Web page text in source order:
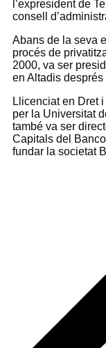
l’expresident de
consell
Abans de la seva
procés de
2000, va ser
en Altadis
Llicenciat en Dret
per la Universitat
també va ser
Capitals del
fundar la societat